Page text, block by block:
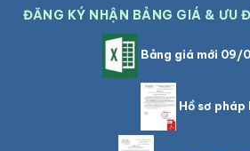
ĐĂNG KÝ NHẬN BẢNG GIÁ & ƯU
Bảng giá mới 09/
Hồ sơ pháp